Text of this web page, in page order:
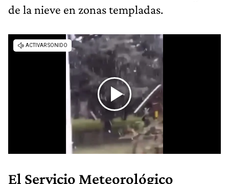
de la nieve en zonas templadas.
El Servicio Meteorológico